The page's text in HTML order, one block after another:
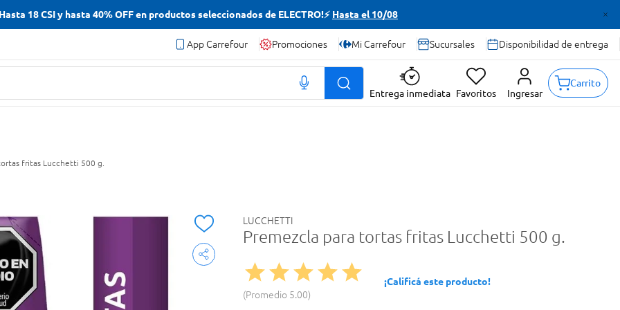
18 CSI y hasta 40% OFF en productos seleccionados de ELECTRO!⚡ Hasta el 10/08
App Carrefour Promociones Mi Carrefour Sucursales Disponibilidad de entrega
Entrega inmediata Favoritos Ingresar
Carrito
fritas Lucchetti 500 g.
LUCCHETTI
Premezcla para tortas fritas Lucchetti 500 g.
Promedio 5.00
¡Calificá este producto!